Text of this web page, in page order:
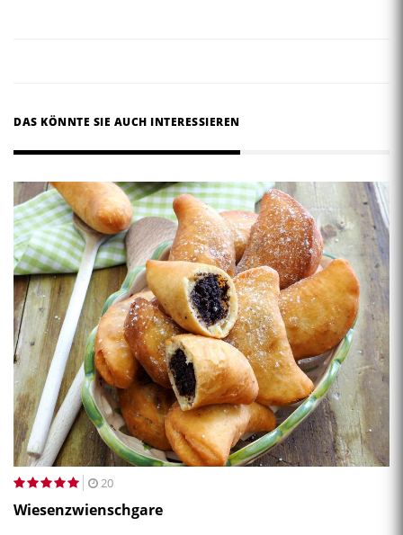
DAS KÖNNTE SIE AUCH INTERESSIEREN
20
Wiesenzwienschgare